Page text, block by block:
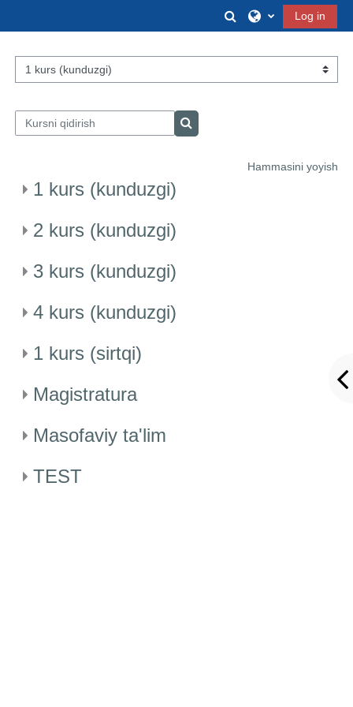
Izlash oynasini
Log in
Kurs toifalari
Kursni qidirish
Kursni qidirish
Hammasini yoyish
1 kurs (kunduzgi)
2 kurs (kunduzgi)
3 kurs (kunduzgi)
4 kurs (kunduzgi)
1 kurs (sirtqi)
Magistratura
Masofaviy ta'lim
TEST